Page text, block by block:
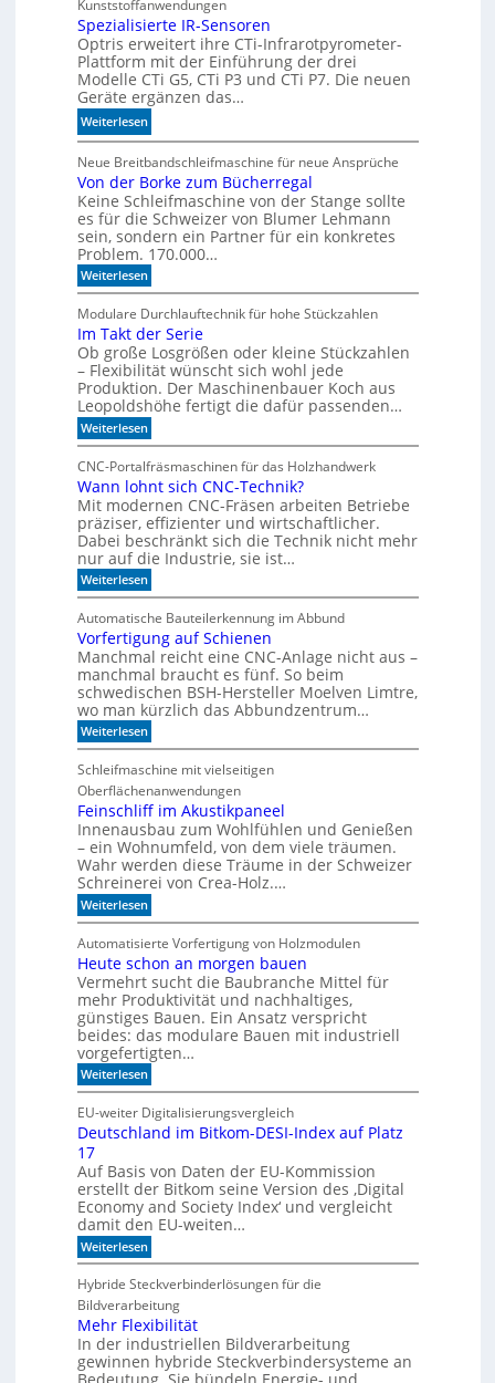
e
r
e
M
a
s
c
h
i
n
e
n
b
e
d
e
u
t
e
n
I
-
M
o
d
e
l
l
e
n
h
e
r
l
a
n
d
e
n
Kunststoffanwendungen
Spezialisierte IR-Sensoren
Optris erweitert ihre CTi-Infrarotpyrometer-
Plattform mit der Einführung der drei
Modelle CTi G5, CTi P3 und CTi P7. Die neuen
Geräte ergänzen das…
Weiterlesen:
S
p
e
z
i
a
i
s
i
e
t
e
I
R
-
n
s
o
r
e
n
Neue Breitbandschleifmaschine für neue Ansprüche
Von der Borke zum Bücherregal
Keine Schleifmaschine von der Stange sollte
es für die Schweizer von Blumer Lehmann
sein, sondern ein Partner für ein konkretes
Problem. 170.000…
Weiterlesen:
V
o
n
d
e
r
B
o
r
k
e
z
u
m
B
ü
c
h
e
r
r
e
a
l
Modulare Durchlauftechnik für hohe Stückzahlen
Im Takt der Serie
Ob große Losgrößen oder kleine Stückzahlen
– Flexibilität wünscht sich wohl jede
Produktion. Der Maschinenbauer Koch aus
Leopoldshöhe fertigt die dafür passenden…
Weiterlesen:
I
T
a
k
t
d
e
r
S
e
r
i
e
CNC-Portalfräsmaschinen für das Holzhandwerk
Wann lohnt sich CNC-Technik?
Mit modernen CNC-Fräsen arbeiten Betriebe
präziser, effizienter und wirtschaftlicher.
Dabei beschränkt sich die Technik nicht mehr
nur auf die Industrie, sie ist…
Weiterlesen:
W
a
n
n
l
o
h
n
t
s
i
c
h
C
N
C
-
T
e
c
h
n
k
?
Automatische Bauteilerkennung im Abbund
Vorfertigung auf Schienen
Manchmal reicht eine CNC-Anlage nicht aus –
manchmal braucht es fünf. So beim
schwedischen BSH-Hersteller Moelven Limtre,
wo man kürzlich das Abbundzentrum…
Weiterlesen:
V
o
r
f
e
r
t
i
g
u
n
g
u
f
S
c
h
i
e
n
e
n
Schleifmaschine mit vielseitigen
Oberflächenanwendungen
Feinschliff im Akustikpaneel
Innenausbau zum Wohlfühlen und Genießen
– ein Wohnumfeld, von dem viele träumen.
Wahr werden diese Träume in der Schweizer
Schreinerei von Crea-Holz.…
Weiterlesen:
F
i
n
s
c
h
l
i
f
f
i
m
A
k
s
i
k
p
a
n
e
l
Automatisierte Vorfertigung von Holzmodulen
Heute schon an morgen bauen
Vermehrt sucht die Baubranche Mittel für
mehr Produktivität und nachhaltiges,
günstiges Bauen. Ein Ansatz verspricht
beides: das modulare Bauen mit industriell
vorgefertigten…
Weiterlesen:
H
e
u
t
s
h
o
n
a
n
o
r
g
e
n
b
EU-weiter Digitalisierungsvergleich
Deutschland im Bitkom-DESI-Index auf Platz
17
Auf Basis von Daten der EU-Kommission
erstellt der Bitkom seine Version des ‚Digital
Economy and Society Index‘ und vergleicht
damit den EU-weiten…
Weiterlesen:
D
u
t
s
c
h
l
Hybride Steckverbinderlösungen für die
Bildverarbeitung
Mehr Flexibilität
In der industriellen Bildverarbeitung
gewinnen hybride Steckverbindersysteme an